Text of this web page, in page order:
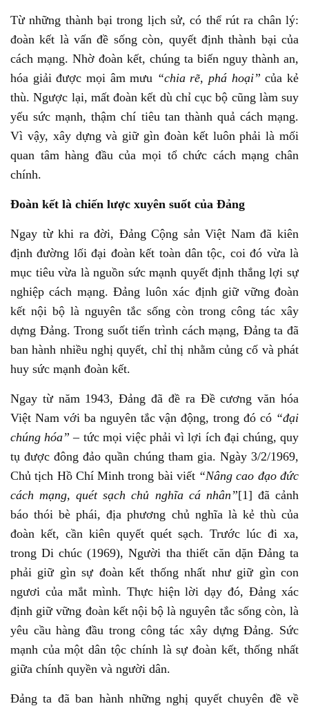
Từ những thành bại trong lịch sử, có thể rút ra chân lý:
đoàn kết là vấn đề sống còn, quyết định thành bại của
cách mạng. Nhờ đoàn kết, chúng ta biến nguy thành an,
hóa giải được mọi âm mưu “chia rẽ, phá hoại” của kẻ
thù. Ngược lại, mất đoàn kết dù chỉ cục bộ cũng làm suy
yếu sức mạnh, thậm chí tiêu tan thành quả cách mạng.
Vì vậy, xây dựng và giữ gìn đoàn kết luôn phải là mối
quan tâm hàng đầu của mọi tổ chức cách mạng chân
chính.
Đoàn kết là chiến lược xuyên suốt của Đảng
Ngay từ khi ra đời, Đảng Cộng sản Việt Nam đã kiên
định đường lối đại đoàn kết toàn dân tộc, coi đó vừa là
mục tiêu vừa là nguồn sức mạnh quyết định thắng lợi sự
nghiệp cách mạng. Đảng luôn xác định giữ vững đoàn
kết nội bộ là nguyên tắc sống còn trong công tác xây
dựng Đảng. Trong suốt tiến trình cách mạng, Đảng ta đã
ban hành nhiều nghị quyết, chỉ thị nhằm củng cố và phát
huy sức mạnh đoàn kết.
Ngay từ năm 1943, Đảng đã đề ra Đề cương văn hóa
Việt Nam với ba nguyên tắc vận động, trong đó có “đại
chúng hóa”– tức mọi việc phải vì lợi ích đại chúng, quy
tụ được đông đảo quần chúng tham gia. Ngày 3/2/1969,
Chủ tịch Hồ Chí Minh trong bài viết “Nâng cao đạo đức
cách mạng, quét sạch chủ nghĩa cá nhân”[1] đã cảnh
báo thói bè phái, địa phương chủ nghĩa là kẻ thù của
đoàn kết, cần kiên quyết quét sạch. Trước lúc đi xa,
trong Di chúc (1969), Người tha thiết căn dặn Đảng ta
phải giữ gìn sự đoàn kết thống nhất như giữ gìn con
ngươi của mắt mình. Thực hiện lời dạy đó, Đảng xác
định giữ vững đoàn kết nội bộ là nguyên tắc sống còn, là
yêu cầu hàng đầu trong công tác xây dựng Đảng. Sức
mạnh của một dân tộc chính là sự đoàn kết, thống nhất
giữa chính quyền và người dân.
Đảng ta đã ban hành những nghị quyết chuyên đề về